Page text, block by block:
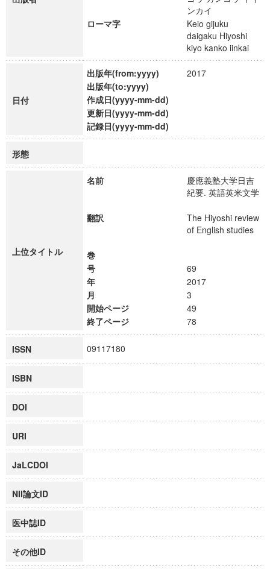
ンカイ
ローマ字
Keio gijuku
daigaku Hiyoshi
kiyo kanko iinkai
日付
出版年(from:yyyy)
2017
出版年(to:yyyy)
作成日(yyyy-mm-dd)
更新日(yyyy-mm-dd)
記録日(yyyy-mm-dd)
形態
上位タイトル
名前
慶應義塾大学日吉
紀要. 英語英米文学
翻訳
The Hiyoshi review
of English studies
巻
号
69
年
2017
月
3
開始ページ
49
終了ページ
78
ISSN 09117180
ISBN
DOI
URI
JaLCDOI
NII論文ID
医中誌ID
その他ID